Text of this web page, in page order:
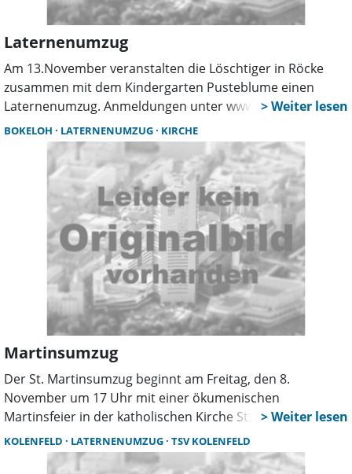
Laternenumzug
Am 13.November veranstalten die Löschtiger in Röcke
zusammen mit dem Kindergarten Pusteblume einen
Laternenumzug. Anmeldungen unter www.feuerwehr-
roecke.de oder bei Manuel Steckel dem
Kinderfeuerwehrwart aus Röcke 0163-8169694 sind für
die bessere Planung erforderlich.
BOKELOH LATERNENUMZUG KIRCHE
Martinsumzug
Der St. Martinsumzug beginnt am Freitag, den 8.
November um 17 Uhr mit einer ökumenischen
Martinsfeier in der katholischen Kirche St. Konrad in
Bokeloh. Anschließend zieht der Umzug mit Begleitung
des Musikzuges zum Feuerwehrgerätehaus.
KOLENFELD LATERNENUMZUG TSV KOLENFELD